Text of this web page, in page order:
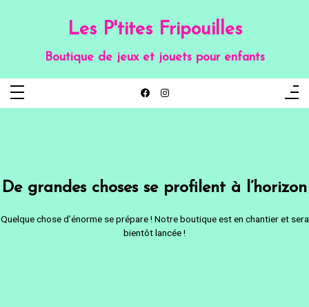
Les P'tites Fripouilles
Boutique de jeux et jouets pour enfants
De grandes choses se profilent à l’horizon
Quelque chose d’énorme se prépare ! Notre boutique est en chantier et sera
bientôt lancée !